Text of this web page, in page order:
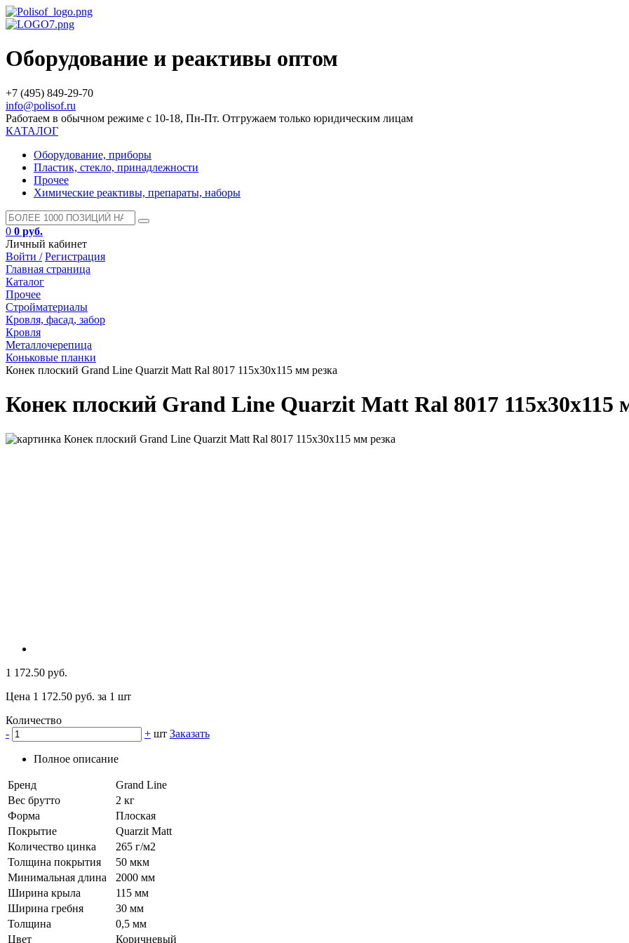
Оборудование и реактивы оптом
+7 (495) 849-29-70
info@polisof.ru
Работаем в обычном режиме с 10-18, Пн-Пт. Отгружаем только юридическим лицам
КАТАЛОГ
Оборудование, приборы
Пластик, стекло, принадлежности
Прочее
Химические реактивы, препараты, наборы
0 0 руб.
Личный кабинет
Войти / Регистрация
Главная страница
Каталог
Прочее
Стройматериалы
Кровля, фасад, забор
Кровля
Металлочерепица
Коньковые планки
Конек плоский Grand Line Quarzit Matt Ral 8017 115х30х115 мм резка
Конек плоский Grand Line Quarzit Matt Ral 8017 115х30х115
1 172.50 руб.
Цена 1 172.50 руб. за 1 шт
Количество
-
+ шт Заказать
Полное описание
Бренд
Grand Line
Вес брутто
2 кг
Форма
Плоская
Покрытие
Quarzit Matt
Количество цинка
265 г/м2
Толщина покрытия
50 мкм
Минимальная длина
2000 мм
Ширина крыла
115 мм
Ширина гребня
30 мм
Толщина
0,5 мм
Цвет
Коричневый